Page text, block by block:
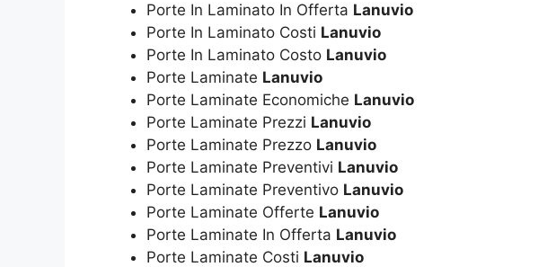
Porte In Laminato In Offerta Lanuvio
Porte In Laminato Costi Lanuvio
Porte In Laminato Costo Lanuvio
Porte Laminate Lanuvio
Porte Laminate Economiche Lanuvio
Porte Laminate Prezzi Lanuvio
Porte Laminate Prezzo Lanuvio
Porte Laminate Preventivi Lanuvio
Porte Laminate Preventivo Lanuvio
Porte Laminate Offerte Lanuvio
Porte Laminate In Offerta Lanuvio
Porte Laminate Costi Lanuvio